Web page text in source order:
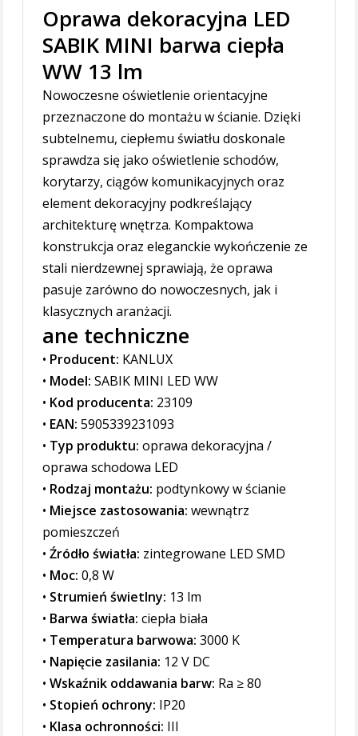
Oprawa dekoracyjna LED
SABIK MINI barwa ciepła
WW 13 lm
Nowoczesne oświetlenie orientacyjne
przeznaczone do montażu w ścianie. Dzięki
subtelnemu, ciepłemu światłu doskonale
sprawdza się jako oświetlenie schodów,
korytarzy, ciągów komunikacyjnych oraz
element dekoracyjny podkreślający
architekturę wnętrza. Kompaktowa
konstrukcja oraz eleganckie wykończenie ze
stali nierdzewnej sprawiają, że oprawa
pasuje zarówno do nowoczesnych, jak i
klasycznych aranżacji.
ane techniczne
• Producent: KANLUX
• Model: SABIK MINI LED WW
• Kod producenta: 23109
• EAN: 5905339231093
• Typ produktu: oprawa dekoracyjna /
oprawa schodowa LED
• Rodzaj montażu: podtynkowy w ścianie
• Miejsce zastosowania: wewnątrz
pomieszczeń
•Źródło światła: zintegrowane LED SMD
• Moc: 0,8 W
• Strumień świetlny: 13 lm
• Barwa światła: ciepła biała
• Temperatura barwowa: 3000 K
• Napięcie zasilania: 12 V DC
•Wskaźnik oddawania barw: Ra ≥ 80
• Stopień ochrony: IP20
• Klasa ochronności: III